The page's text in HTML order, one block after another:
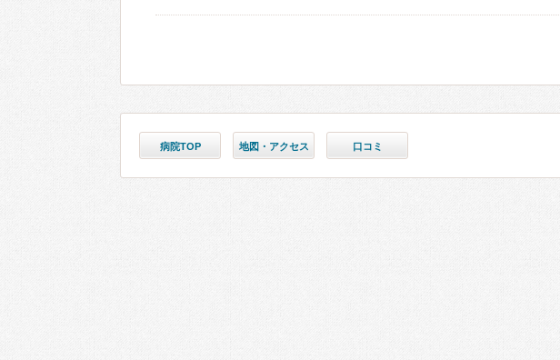
病院TOP 地図・アクセス 口コミ